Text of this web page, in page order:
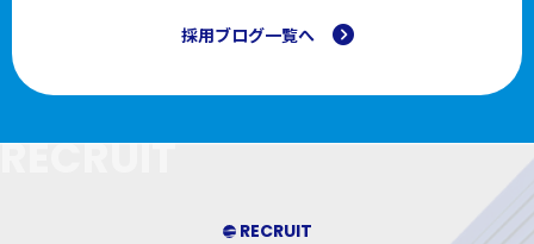
採用ブログ一覧へ
RECRUIT
RECRUIT